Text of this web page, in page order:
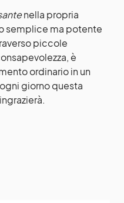
nella propria
semplice ma potente
piccole
è
ordinario in un
giorno questa